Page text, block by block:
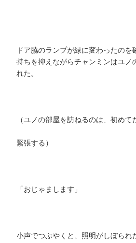
ドア脇のランプが緑に変わったの
持ちを抑えながらチャンミンはユノ
れた。
（ユノの部屋を訪ねるのは、初めて
緊張する）
「おじゃまします」
小声でつぶやくと、照明がしぼられ